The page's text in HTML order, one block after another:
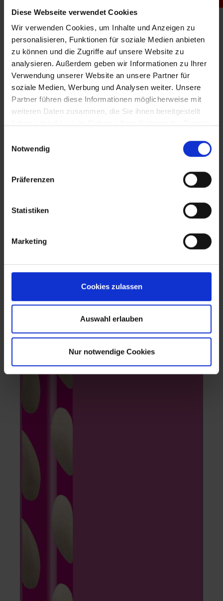
Diese Webseite verwendet Cookies
Wir verwenden Cookies, um Inhalte und Anzeigen zu
personalisieren, Funktionen für soziale Medien anbieten
zu können und die Zugriffe auf unsere Website zu
analysieren. Außerdem geben wir Informationen zu Ihrer
Verwendung unserer Website an unsere Partner für
soziale Medien, Werbung und Analysen weiter. Unsere
Partner führen diese Informationen möglicherweise mit
weiteren Daten zusammen, die Sie ihnen bereitgestellt
Notwendig
Präferenzen
Statistiken
Marketing
Cookies zulassen
Auswahl erlauben
Nur notwendige Cookies